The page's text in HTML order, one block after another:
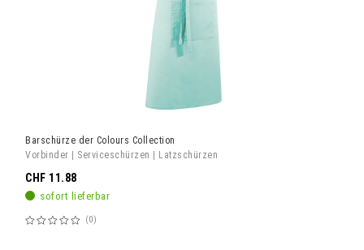
Barschürze der Colours Collection
Vorbinder | Serviceschürzen | Latzschürzen
sofort lieferbar
Bewertung:
0
CHF 11.88